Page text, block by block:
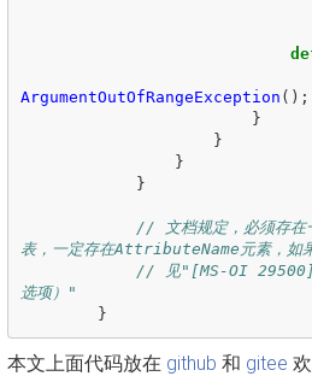
ArgumentOutOfRangeException ();
}
}
}
}
// 文档规定，必须存
表，一定存在AttributeName元素，如果
// 见"[MS-OI
选项）"
}
本文上面代码放在 github 和 gitee